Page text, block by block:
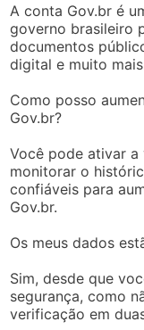
A conta Gov.br é
governo brasileiro
documentos
digital e muito
Como posso
Gov.br?
Você pode ativar a
monitorar o
confiáveis para
Gov.br.
Os meus dados
Sim, desde que
segurança, como
verificação em